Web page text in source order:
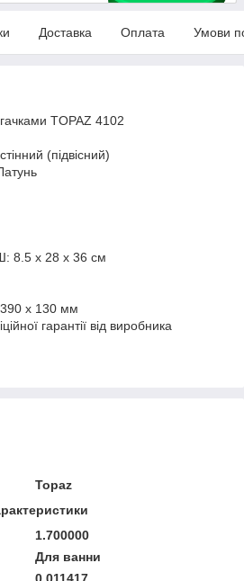
Доставка Оплата Умови
TOPAZ 4102
(підвісний)
8.5 х 28 х 36 см
х 130 мм
гарантії від виробника
Topaz
1.700000
Для ванни